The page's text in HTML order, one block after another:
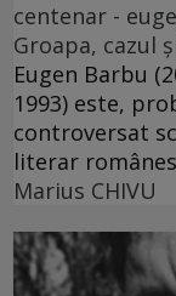
centenar -
Groapa, cazul
Eugen Barbu
1993) este,
controversat
literar
Marius CHIVU